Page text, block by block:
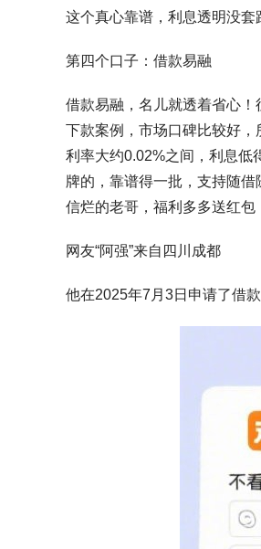
这个真心靠谱，利息透明没
第四个口子：借款易融
借款易融，名儿就透着省心
下款案例，市场口碑比较好
利率大约0.02%之间，利息低
牌的，靠谱得一批，支持随
信烂的老哥，福利多多送红包
网友“阿强”来自四川成都
他在2025年7月3日申请了借